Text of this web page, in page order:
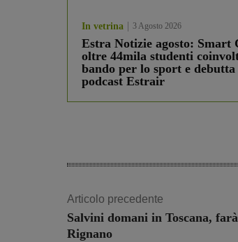
In vetrina 3 Agosto 2026
Estra Notizie agosto: Smart
oltre 44mila studenti
bando per lo sport e
podcast Estrair
Articolo precedente
Salvini domani in Toscana,
Rignano